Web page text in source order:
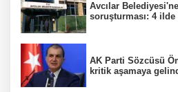
Avcılar
soruşturması: 4 ilde
AK Parti Sözcüsü
kritik aşamaya